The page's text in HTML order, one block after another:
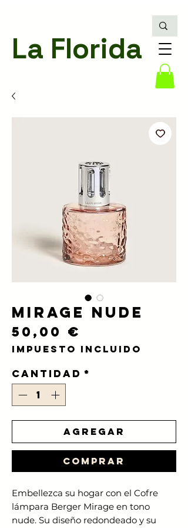
La Florida
Mirage Nude
50,00 €
Impuesto incluido
Cantidad *
Agregar
Comprar
Embellezca su hogar con el Cofre
lámpara Berger Mirage en tono
nude. Su diseño redondeado y su